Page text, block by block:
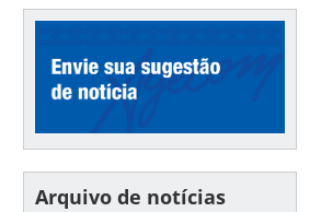
Arquivo de notícias